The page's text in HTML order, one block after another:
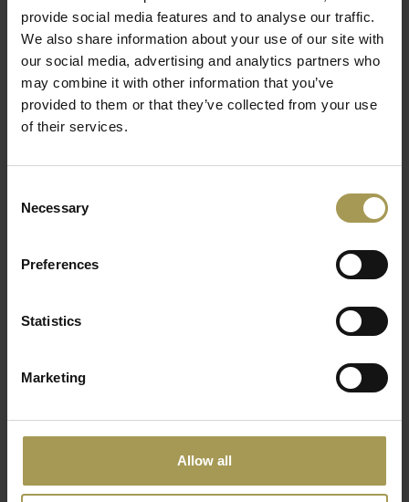
provide social media features and to analyse our traffic.
We also share information about your use of our site with
our social media, advertising and analytics partners who
may combine it with other information that you’ve
provided to them or that they’ve collected from your use
of their services.
Selection
Necessary
Preferences
Statistics
Marketing
Allow all
Het terras? Ook dat mag je aankleden met enkele
leuke accessoires. Brand New Office heeft
gigantische vazenvan maar liefst 1,60m hoog! Ideaal
voor een prachtig groot boeket. Let’s bring the outside
in!
Dé kers op de taart voor jouw hotelinrichting is een